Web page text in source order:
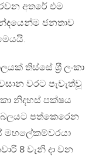
අතරේ එම
ජනතාව
තිස්සේ ශ‍්‍රී ලංකා
වරට පැවැත්වූ
නිදහස් පක්ෂය
බලයට පත්කෙරෙන
මහලේකම්වරයා
8 වැනි දා වන